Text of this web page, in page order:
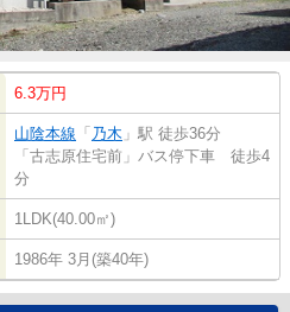
6.3万円
山陰本線 「 乃木 」駅 徒歩36分
「古志原住宅前」バス停下車 徒歩4
分
1LDK(40.00㎡)
1986年 3月(築40年)